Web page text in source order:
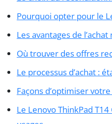
Pourquoi opter pour le
Les avantages de
Où trouver des offres
Le processus d’achat :
Façons d’optimiser
Le Lenovo ThinkPad